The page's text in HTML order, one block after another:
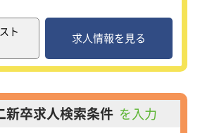
す。
後に参画する案件例＞
ヶ月目の習熟度に合わせてプロ
トに参画いただきます。
例～
ビニ業界の会員サービスシステ
けるクラウド移行業務
ノウハウが積み重なっておりま
たアルテクナは独自の教育シス
確立しておりそのシステムから
技術者を育て、輸送機器をはじ
などの機械関係から電気･電
してソフトウェア開発といった
の技術提供で企業をサポートし
ト
求人情報を見る
新卒求人検索条件 を入力